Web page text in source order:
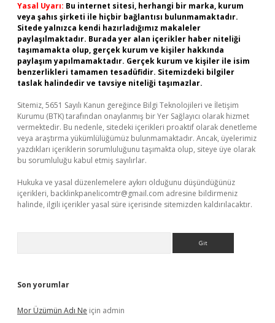
Yasal Uyarı: Bu internet sitesi, herhangi bir marka, kurum
veya şahıs şirketi ile hiçbir bağlantısı bulunmamaktadır.
Sitede yalnızca kendi hazırladığımız makaleler
paylaşılmaktadır. Burada yer alan içerikler haber niteliği
taşımamakta olup, gerçek kurum ve kişiler hakkında
paylaşım yapılmamaktadır. Gerçek kurum ve kişiler ile isim
benzerlikleri tamamen tesadüfidir. Sitemizdeki bilgiler
taslak halindedir ve tavsiye niteliği taşımazlar.
Sitemiz, 5651 Sayılı Kanun gereğince Bilgi Teknolojileri ve İletişim
Kurumu (BTK) tarafından onaylanmış bir Yer Sağlayıcı olarak hizmet
vermektedir. Bu nedenle, sitedeki içerikleri proaktif olarak denetleme
veya araştırma yükümlülüğümüz bulunmamaktadır. Ancak, üyelerimiz
yazdıkları içeriklerin sorumluluğunu taşımakta olup, siteye üye olarak
bu sorumluluğu kabul etmiş sayılırlar.
Hukuka ve yasal düzenlemelere aykırı olduğunu düşündüğünüz
içerikleri, backlinkpanelicomtr@gmail.com adresine bildirmeniz
halinde, ilgili içerikler yasal süre içerisinde sitemizden kaldırılacaktır.
Son yorumlar
Mor Üzümün Adı Ne için admin